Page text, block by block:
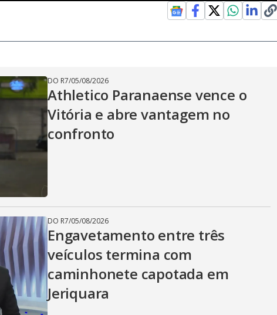
DO R7/05/08/2026
Athletico Paranaense vence o
Vitória e abre vantagem no
confronto
DO R7/05/08/2026
Engavetamento entre três
veículos termina com
caminhonete capotada em
Jeriquara